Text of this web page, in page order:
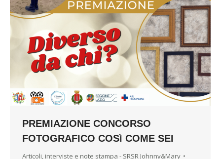
PREMIAZIONE CONCORSO
FOTOGRAFICO COSì COME SEI
Articoli, interviste e note stampa - SRSR Johnny&Mary